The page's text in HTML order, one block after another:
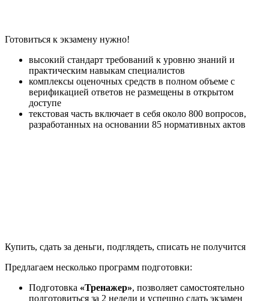
Готовиться к экзамену нужно!
высокий стандарт требований к уровню знаний и
практическим навыкам специалистов
комплексы оценочных средств в полном объеме с
верификацией ответов не размещены в открытом
доступе
текстовая часть включает в себя около 800 вопросов,
разработанных на основании 85 нормативных актов
Купить, сдать за деньги, подглядеть, списать не получится
Предлагаем несколько программ подготовки:
Подготовка «Тренажер», позволяет самостоятельно
подготовиться за 2 недели и успешно сдать экзамен